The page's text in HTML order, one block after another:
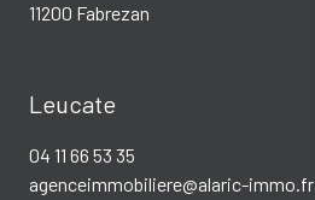
11200 Fabrezan
Leucate
04 11 66 53 35
agenceimmobiliere@alaric-immo.fr